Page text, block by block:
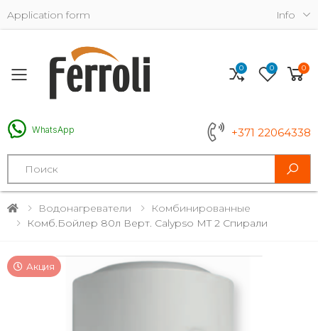
Application form Info
Toggle mobile menu
WhatsApp +371 22064338
Search
0 0 0
Водонагреватели
Комбинированные
Комб.бойлер 80л Верт. Calypso MT 2 Спирали
Акция